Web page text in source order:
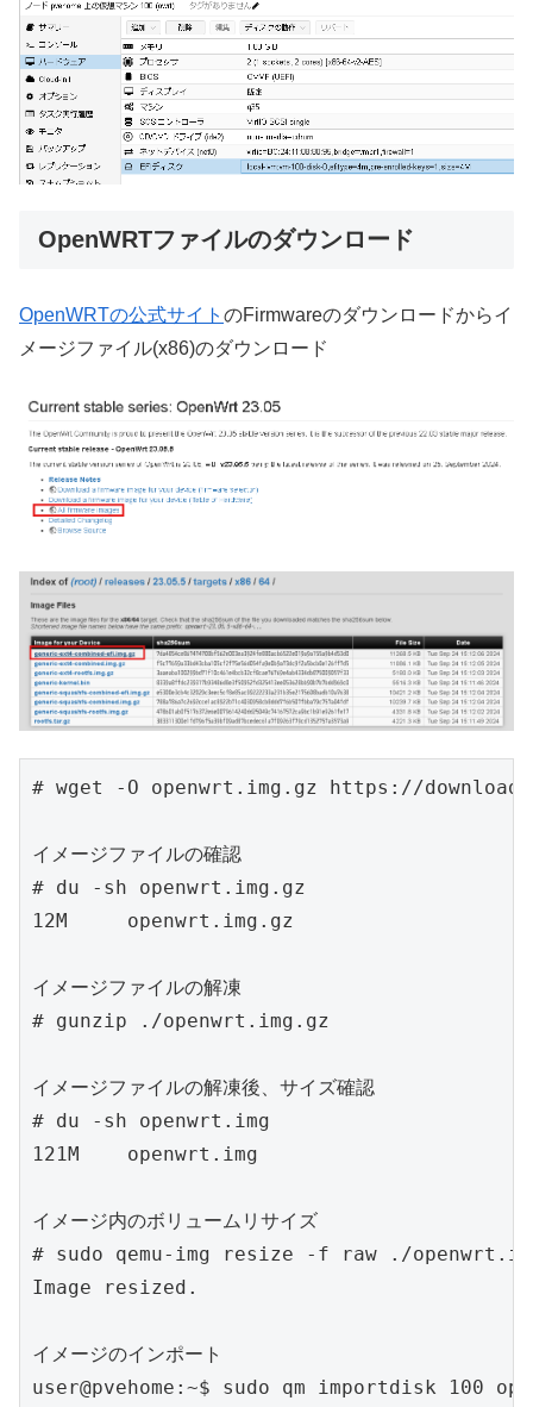
OpenWRTファイルのダウンロード
OpenWRTの公式サイト のFirmwareのダウンロードからイ
メージファイル(x86)のダウンロード
# wget -O openwrt.img.gz https://
イメージファイルの確認
# du -sh openwrt.img.gz
12M     openwrt.img.gz
イメージファイルの解凍
# gunzip ./openwrt.img.gz
イメージファイルの解凍後、サイズ確認
# du -sh openwrt.img
121M    openwrt.img
イメージ内のボリュームリサイズ
# sudo qemu-img resize -f raw ./
Image resized.
イメージのインポート
user@pvehome:~$ sudo qm importdisk 100